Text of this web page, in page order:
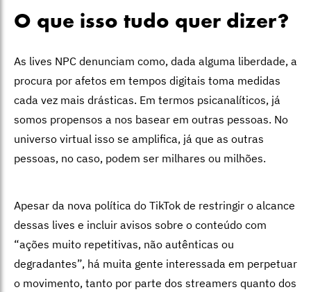
O que isso tudo quer dizer?
As lives NPC denunciam como, dada alguma liberdade, a
procura por afetos em tempos digitais toma medidas
cada vez mais drásticas. Em termos psicanalíticos, já
somos propensos a nos basear em outras pessoas. No
universo virtual isso se amplifica, já que as outras
pessoas, no caso, podem ser milhares ou milhões.
Apesar da nova política do TikTok de restringir o alcance
dessas lives e incluir avisos sobre o conteúdo com
“ações muito repetitivas, não autênticas ou
degradantes”, há muita gente interessada em perpetuar
o movimento, tanto por parte dos streamers quanto dos